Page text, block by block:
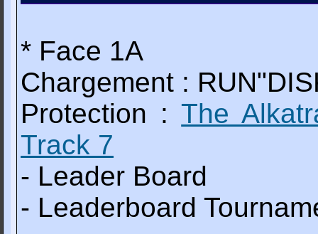
* Face 1A
Chargement :
Protection :The
Track 7
- Leader Board
- Leaderboard